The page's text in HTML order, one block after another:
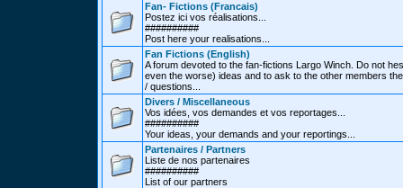
Fan- Fictions (Francais)
Postez ici vos réalisations...
##########
Post here your realisations...
Fan Fictions (English)
A forum devoted to the fan-fictions Largo Winch. Do not
even the worse) ideas and to ask to the other members
/ questions...
Divers / Miscellaneous
Vos idées, vos demandes et vos reportages...
##########
Your ideas, your demands and your reportings...
Partenaires / Partners
Liste de nos partenaires
##########
List of our partners